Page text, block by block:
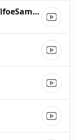
JonasBenichiocomAdolfoeSamueldeCamargo